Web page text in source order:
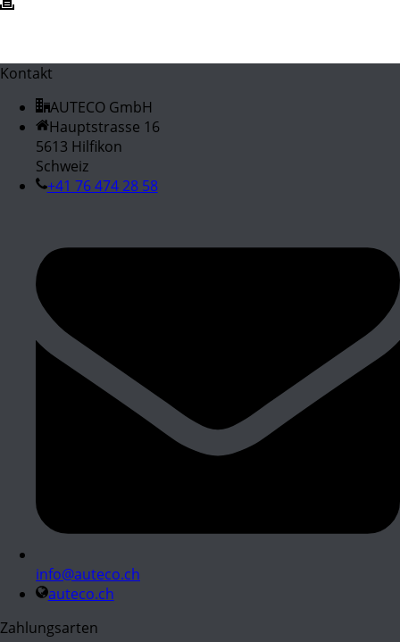
Kontakt
AUTECO GmbH
Hauptstrasse 16
5613 Hilfikon
Schweiz
+41 76 474 28 58
info@auteco.ch
auteco.ch
Zahlungsarten